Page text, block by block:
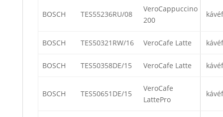
BOSCH TES55236RU/08
VeroCappuccino
200
BOSCH TES50321RW/16 VeroCafe Latte
BOSCH TES50358DE/15 VeroCafe Latte
BOSCH TES50651DE/15
VeroCafe
LattePro